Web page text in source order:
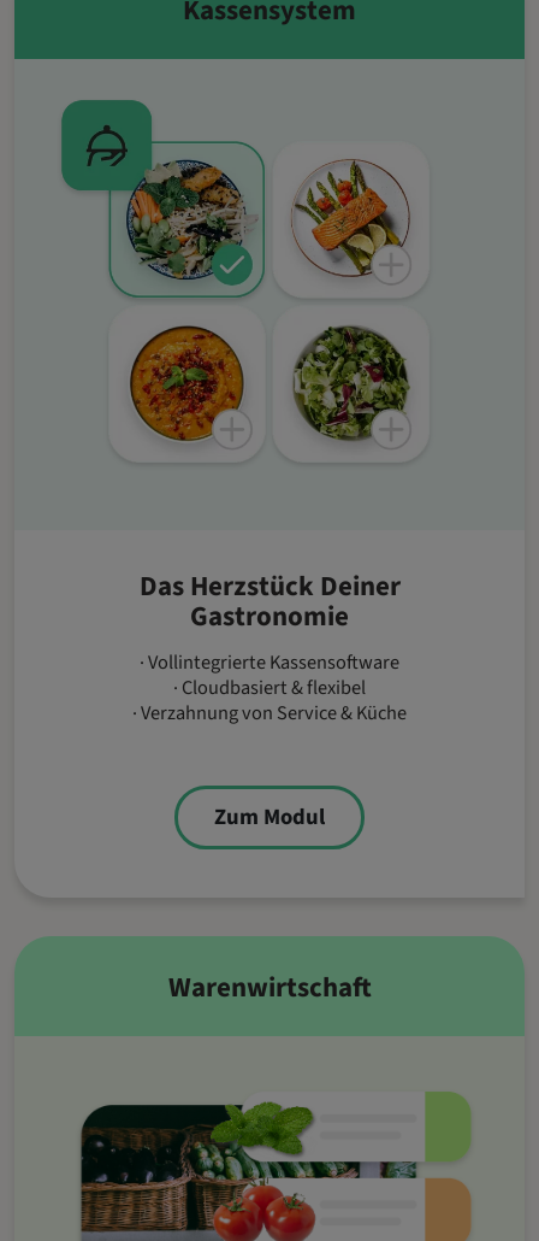
Kassensystem
Das Herzstück Deiner
Gastronomie
· Vollintegrierte Kassensoftware
· Cloudbasiert & flexibel
· Verzahnung von Service & Küche
Zum Modul
Warenwirtschaft